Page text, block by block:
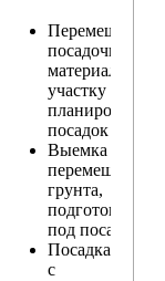
Перемещение
посадочного
материала по
участку и
планирование
посадок
Выемка и
перемещение
грунта,
подготовка
под посадку
Посадка
с